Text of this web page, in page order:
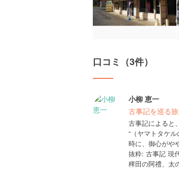
口コミ（3件）
小柳 恵一
古事記を巡る
古事記によると、
“（ヤマトタケ
時に、御心がや
抜粋: 古事記 現
稗田の阿禮、太